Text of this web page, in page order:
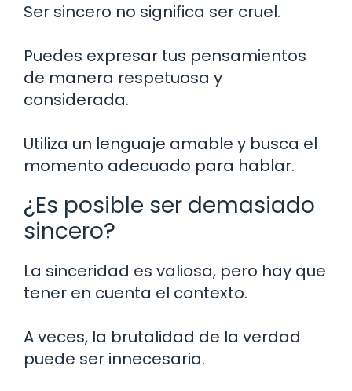
Ser sincero no significa ser cruel.
Puedes expresar tus pensamientos
de manera respetuosa y
considerada.
Utiliza un lenguaje amable y busca el
momento adecuado para hablar.
¿Es posible ser demasiado
sincero?
La sinceridad es valiosa, pero hay que
tener en cuenta el contexto.
A veces, la brutalidad de la verdad
puede ser innecesaria.